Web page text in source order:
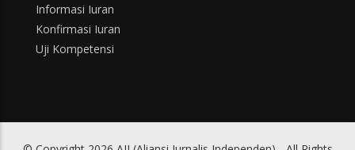
Informasi Iuran
Konfirmasi Iuran
Uji Kompetensi